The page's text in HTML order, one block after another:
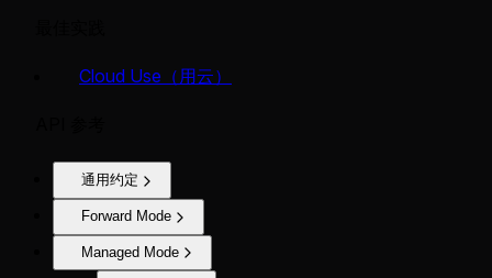
Cloud Use（用云）
通用约定
Forward Mode
Managed Mode